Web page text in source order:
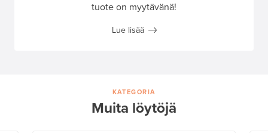
tuote on myytävänä!
Lue lisää
KATEGORIA
Muita löytöjä